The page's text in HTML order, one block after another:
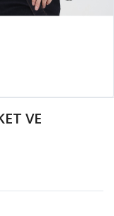
VE